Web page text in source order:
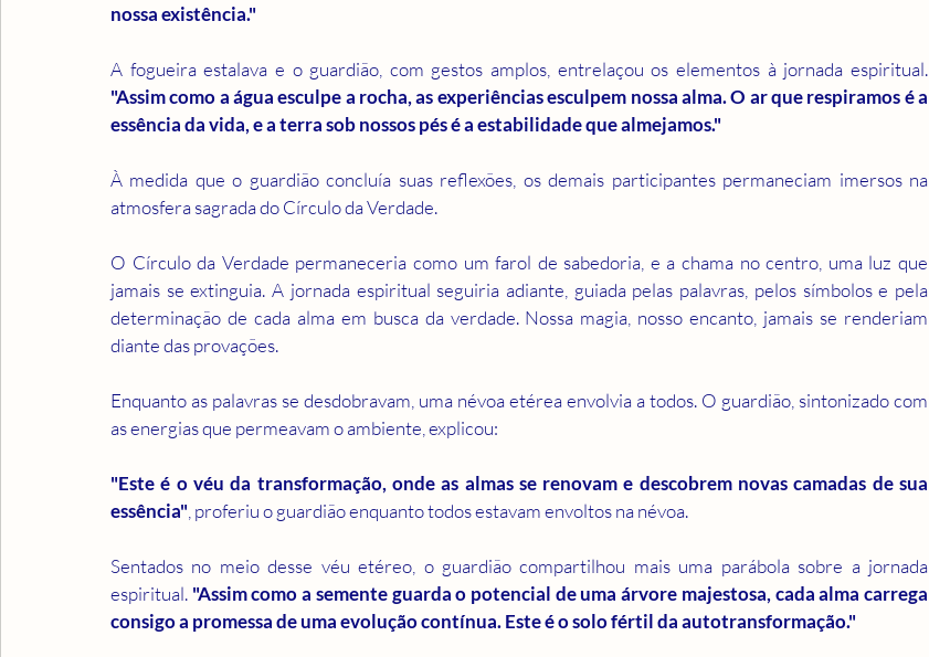
nossa existência."
"Assim como a água esculpe a rocha, as experiências esculpem nossa alma. O ar que respiramos é a
essência da vida, e a terra sob nossos pés é a estabilidade que almejamos."
À medida que o guardião concluía suas reflexões, os demais participantes permaneciam imersos na
atmosfera sagrada do Círculo da Verdade.
O Círculo da Verdade permaneceria como um farol de sabedoria, e a chama no centro, uma luz que
jamais se extinguia. A jornada espiritual seguiria adiante, guiada pelas palavras, pelos símbolos e pela
determinação de cada alma em busca da verdade. Nossa magia, nosso encanto, jamais se renderiam
diante das provações.
Enquanto as palavras se desdobravam, uma névoa etérea envolvia a todos. O guardião, sintonizado com
as energias que permeavam o ambiente, explicou:
"Este é o véu da transformação, onde as almas se renovam e descobrem novas camadas de sua
essência" , proferiu o guardião enquanto todos estavam envoltos na névoa.
Sentados no meio desse véu etéreo, o guardião compartilhou mais uma parábola sobre a jornada
espiritual. "Assim como a semente guarda o potencial de uma árvore majestosa, cada alma carrega
consigo a promessa de uma evolução contínua. Este é o solo fértil da autotransformação."